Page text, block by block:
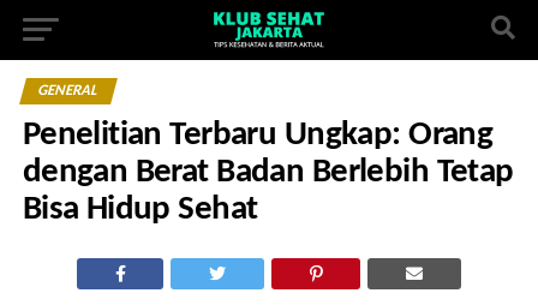
GENERAL
Penelitian Terbaru Ungkap: Orang
dengan Berat Badan Berlebih Tetap
Bisa Hidup Sehat